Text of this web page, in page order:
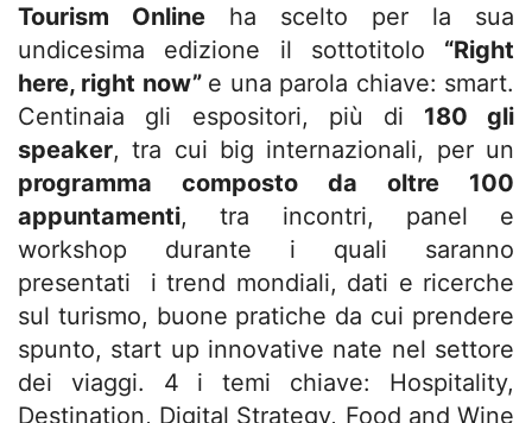
Tourism Online ha scelto per la sua
undicesima edizione il sottotitolo “Right
here, right now” e una parola chiave: smart.
Centinaia gli espositori, più di 180 gli
speaker, tra cui big internazionali, per un
programma composto da oltre 100
appuntamenti, tra incontri, panel e
workshop durante i quali saranno
presentati i trend mondiali, dati e ricerche
sul turismo, buone pratiche da cui prendere
spunto, start up innovative nate nel settore
dei viaggi. 4 i temi chiave: Hospitality,
Destination, Digital Strategy, Food and Wine